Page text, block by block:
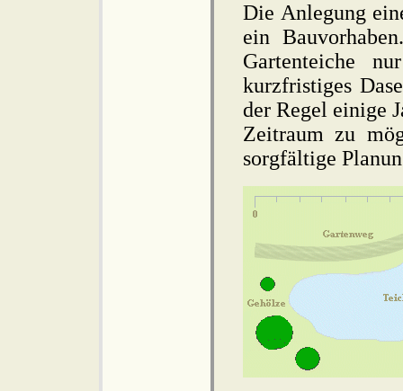
Die Anlegung
ein
Gartenteiche
kurzfristiges
der Regel einige
Zeitraum zu
sorgfältige